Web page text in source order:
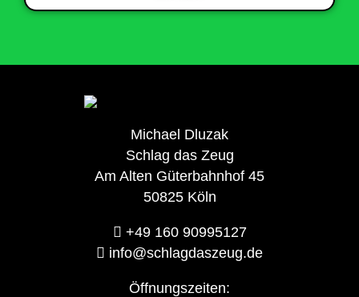
Michael Dluzak
Schlag das Zeug
Am Alten Güterbahnhof 45
50825 Köln
+49 160 90995127‬
info@schlagdaszeug.de
Öffnungszeiten: